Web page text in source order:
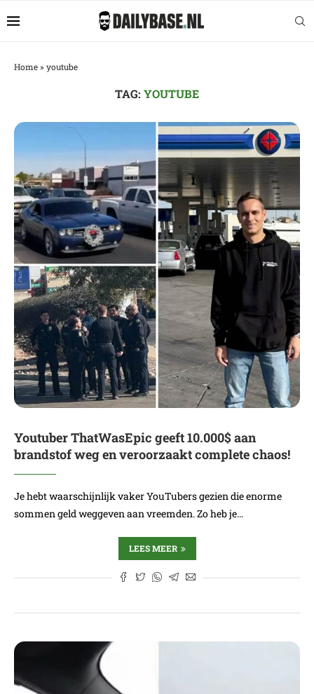
Home» youtube
TAG: YOUTUBE
Youtuber ThatWasEpic geeft 10.000$ aan
brandstof weg en veroorzaakt complete chaos!
Je hebt waarschijnlijk vaker YouTubers gezien die enorme
sommen geld weggeven aan vreemden. Zo heb je…
LEES MEER